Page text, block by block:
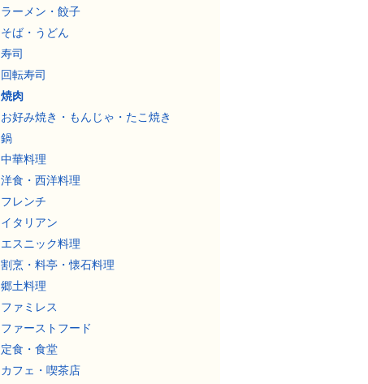
ラーメン・餃子
そば・うどん
寿司
回転寿司
焼肉
お好み焼き・もんじゃ・たこ焼き
鍋
中華料理
洋食・西洋料理
フレンチ
イタリアン
エスニック料理
割烹・料亭・懐石料理
郷土料理
ファミレス
ファーストフード
定食・食堂
カフェ・喫茶店